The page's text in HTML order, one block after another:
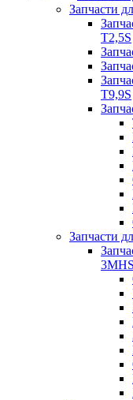
Запчасти
Т2,5S
T9,9S
Запчасти
3MHS